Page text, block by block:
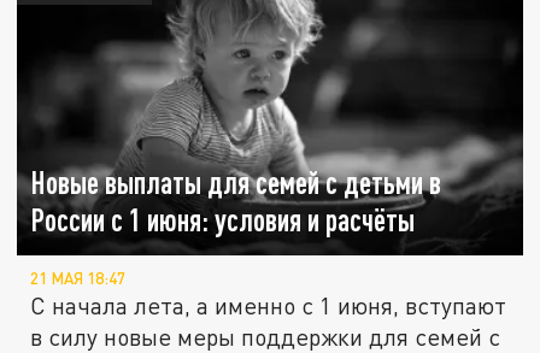
Новые выплаты для семей с детьми в
России с 1 июня: условия и расчёты
21 МАЯ 18:47
С начала лета, а именно с 1 июня, вступают
в силу новые меры поддержки для семей с